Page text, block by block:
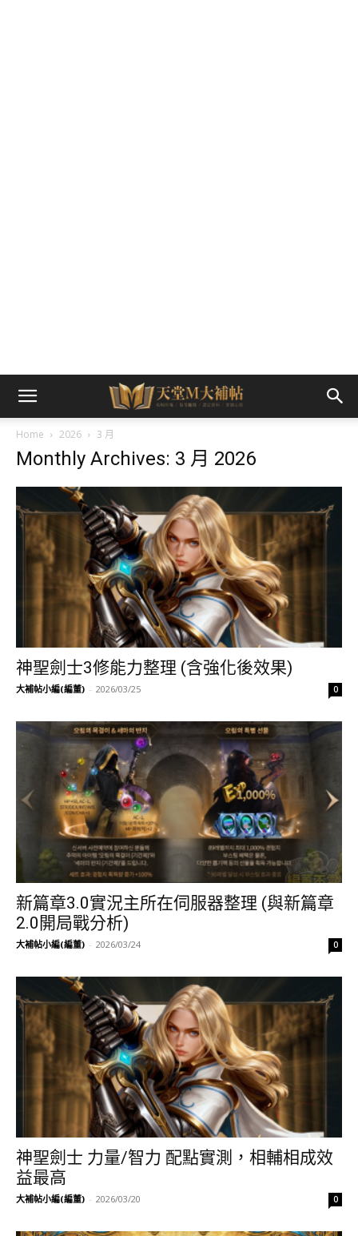
Home 2026 3 月
Monthly Archives: 3 月 2026
神聖劍士3修能力整理 (含強化後效果)
大補帖小編(編董) - 2026/03/25 0
新篇章3.0實況主所在伺服器整理 (與新篇章
2.0開局戰分析)
大補帖小編(編董) - 2026/03/24 0
神聖劍士 力量/智力 配點實測，相輔相成效
益最高
大補帖小編(編董) - 2026/03/20 0